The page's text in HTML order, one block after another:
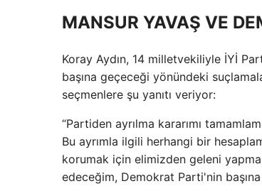
MANSUR YAVAŞ VE
Koray Aydın, 14 milletvekiliyle İYİ
başına geçeceği yönündeki
seçmenlere şu yanıtı veriyor:
“Partiden ayrılma kararımı
Bu ayrımla ilgili herhangi bir
korumak için elimizden geleni
edeceğim, Demokrat Parti'nin